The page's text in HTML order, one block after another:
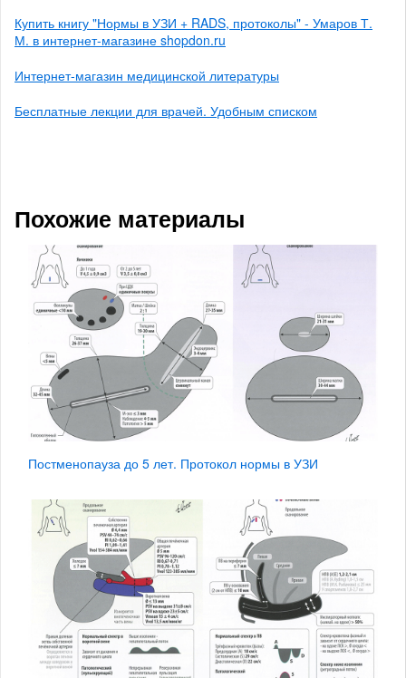
Купить книгу "Нормы в УЗИ + RADS, протоколы" - Умаров Т.
М. в интернет-магазине shopdon.ru
Интернет-магазин медицинской литературы
Бесплатные лекции для врачей. Удобным списком
Похожие материалы
Постменопауза до 5 лет. Протокол нормы в УЗИ